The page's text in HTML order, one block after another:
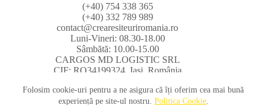
Folosim cookie-uri pentru a ne asigura că îți oferim cea mai bună
experiență pe site-ul nostru. Politica Cookie.
(+40) 754 338 365
(+40) 332 789 989
contact@crearesiteuriromania.ro
Luni-Vineri: 08.30-18.00
Sâmbătă: 10.00-15.00
CARGOS MD LOGISTIC SRL
CIF: RO34199324, Iași, România